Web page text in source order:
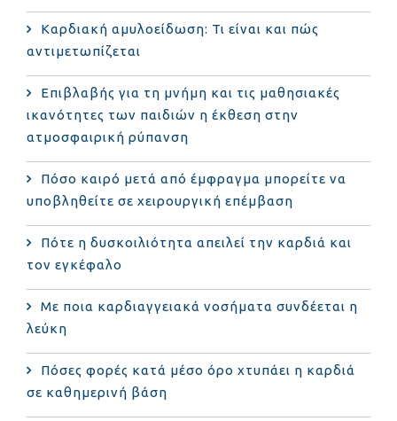
Καρδιακή αμυλοείδωση: Τι είναι και πώς
αντιμετωπίζεται
Επιβλαβής για τη μνήμη και τις μαθησιακές
ικανότητες των παιδιών η έκθεση στην
ατμοσφαιρική ρύπανση
Πόσο καιρό μετά από έμφραγμα μπορείτε να
υποβληθείτε σε χειρουργική επέμβαση
Πότε η δυσκοιλιότητα απειλεί την καρδιά και
τον εγκέφαλο
Με ποια καρδιαγγειακά νοσήματα συνδέεται η
λεύκη
Πόσες φορές κατά μέσο όρο χτυπάει η καρδιά
σε καθημερινή βάση